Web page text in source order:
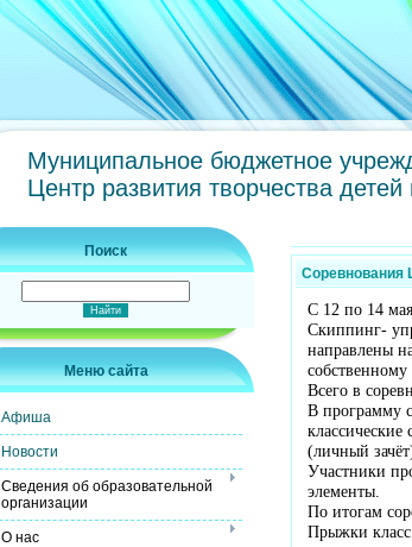
Муниципальное бюджетное
Центр развития творчества
Поиск
Меню сайта
Афиша
Новости
Сведения об образовательной
организации
О нас
С 12 по 14
Скиппинг-
направлены
Всего в
В программу
(личный
Участники
элементы.
По итогам
Прыжки класс